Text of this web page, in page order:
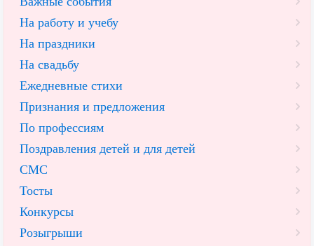
На работу и учебу
На праздники
На свадьбу
Ежедневные стихи
Признания и предложения
По профессиям
Поздравления детей и для детей
СМС
Тосты
Конкурсы
Розыгрыши